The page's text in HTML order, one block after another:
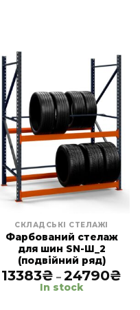
СКЛАДСЬКІ СТЕЛАЖІ
Фарбований стелаж
для шин SN-Ш_2
(подвійний ряд)
13383₴ – 24790₴
In stock